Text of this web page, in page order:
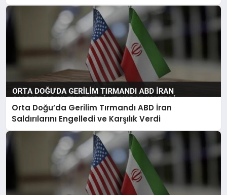
Orta Doğu’da Gerilim Tırmandı ABD İran
Saldırılarını Engelledi ve Karşılık Verdi